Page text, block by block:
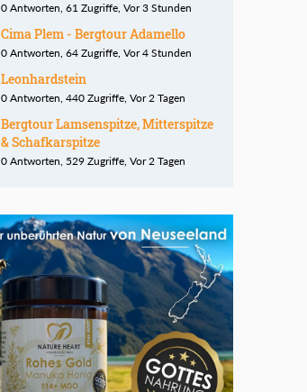
0 Antworten, 61 Zugriffe, Vor 3 Stunden
Cima Plem - Bergtour Adamello
0 Antworten, 64 Zugriffe, Vor 4 Stunden
Leonhardstein
0 Antworten, 440 Zugriffe, Vor 2 Tagen
Bergtour Lamsenspitze, Mitterspitze
& Schafkarspitze
0 Antworten, 529 Zugriffe, Vor 2 Tagen